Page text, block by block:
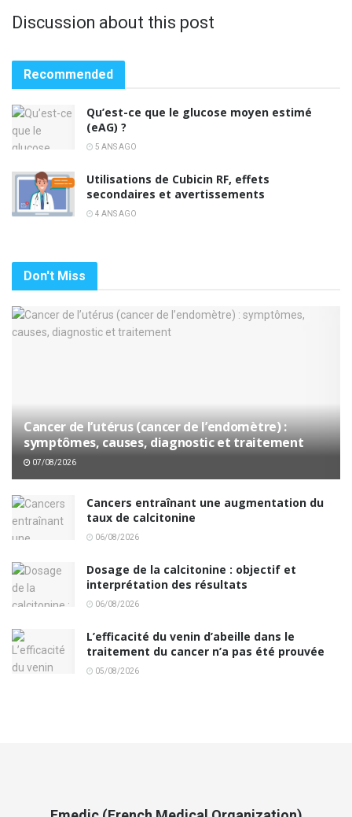
Discussion about this post
Recommended
Qu’est-ce que le glucose moyen estimé
(eAG) ?
5 ANS AGO
Utilisations de Cubicin RF, effets
secondaires et avertissements
4 ANS AGO
Don't Miss
Cancer de l’utérus (cancer de l’endomètre) :
symptômes, causes, diagnostic et traitement
07/08/2026
Cancers entraînant une augmentation du
taux de calcitonine
06/08/2026
Dosage de la calcitonine : objectif et
interprétation des résultats
06/08/2026
L’efficacité du venin d’abeille dans le
traitement du cancer n’a pas été prouvée
05/08/2026